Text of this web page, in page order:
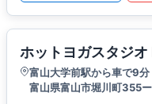
ホットヨガスタジ
富山大学前駅から車で9分
富山県富山市堀川町355